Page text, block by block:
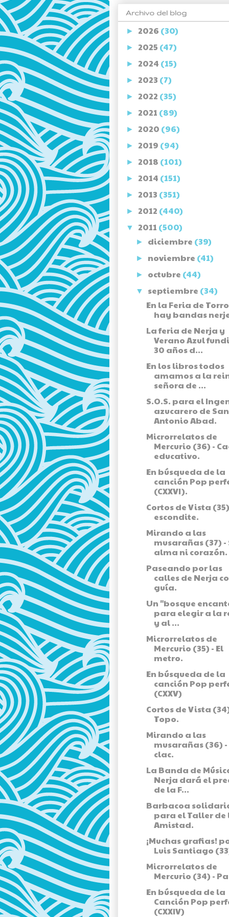
Archivo del blog
► 2026 (30)
► 2025 (47)
► 2024 (15)
► 2023 (7)
► 2022 (35)
► 2021 (89)
► 2020 (96)
► 2019 (94)
► 2018 (101)
► 2014 (151)
► 2013 (351)
► 2012 (440)
▼ 2011 (500)
► diciembre (39)
► noviembre (41)
► octubre (44)
▼ septiembre (34)
En la Feria de
hay bandas
La feria de Nerja y
Verano Azul
30 años d...
En los libros todos
amamos a la
señora de ...
S.O.S. para el
azucarero de San
Antonio Abad.
Microrrelatos de
Mercurio (36) -
educativo.
En búsqueda de la
canción Pop
(CXXVI).
Cortos de Vista
escondite.
Mirando a las
musarañas (37) -
alma ni corazón.
Paseando por las
calles de Nerja
guía.
Un "bosque
para elegir a la
y al ...
Microrrelatos de
Mercurio (35) - El
metro.
En búsqueda de la
canción Pop
(CXXV)
Cortos de Vista
Topo.
Mirando a las
musarañas (36) -
clac.
La Banda de
Nerja dará el
de la F...
Barbacoa
para el Taller de
Amistad.
¡Muchas grafias!
Luis Santiago
Microrrelatos de
Mercurio (34) -
En búsqueda de la
Canción Pop
(CXXIV)